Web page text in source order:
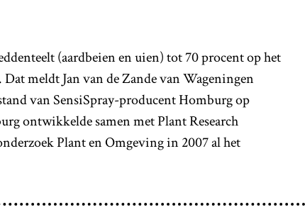
(aardbeien en uien) tot 70 procent op het
meldt Jan van de Zande van Wageningen
van SensiSpray-producent Homburg op
ontwikkelde samen met Plant Research
Plant en Omgeving in 2007 al het